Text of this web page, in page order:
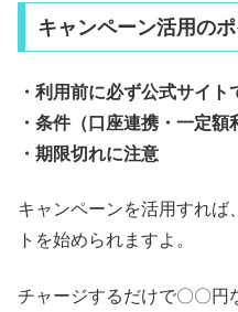
キャンペーン活用の
・利用前に必ず公式サイ
・条件（口座連携・一定
・期限切れに注意
キャンペーンを活用すれば
トを始められますよ。
チャージするだけで〇〇円